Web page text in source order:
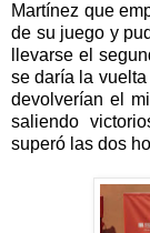
Martínez que
de su juego y
llevarse el
se daría la
devolverían el
saliendo
superó las dos